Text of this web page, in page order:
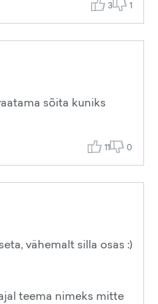
3 1
sõita kuniks
11 0
vähemalt silla osas :)
teema nimeks mitte